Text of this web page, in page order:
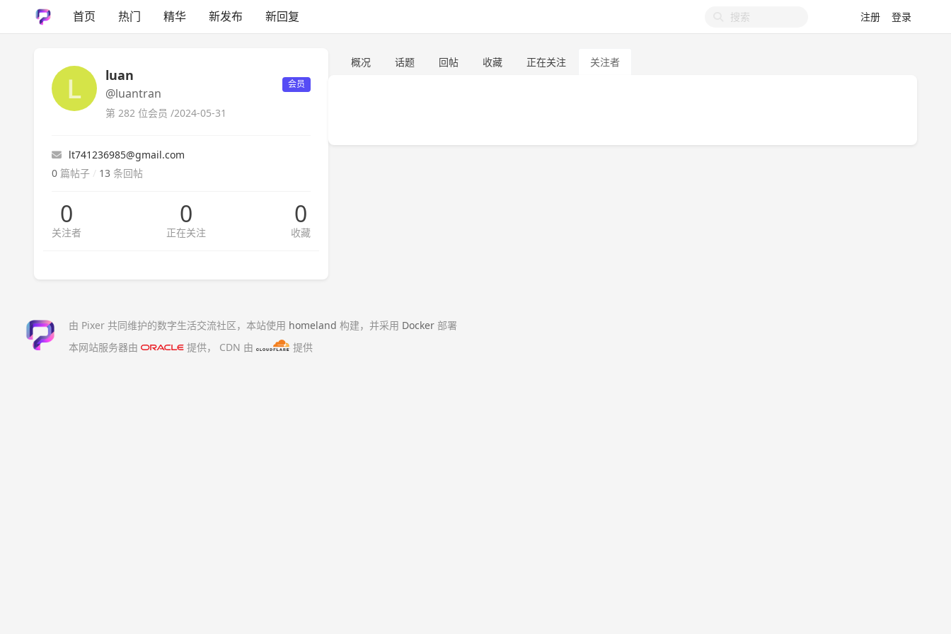
首页 热门 精华 新发布 新回复 注册 登录
luan
@luantran
会员
第 282 位会员 /2024-05-31
lt741236985@gmail.com
0 篇帖子 / 13 条回帖
0
关注者
0
正在关注
0
收藏
概况 话题 回帖 收藏 正在关注 关注者
由 Pixer 共同维护的数字生活交流社区，本站使用 homeland 构建，并采用 Docker 部署
本网站服务器由
提供， CDN 由 提供